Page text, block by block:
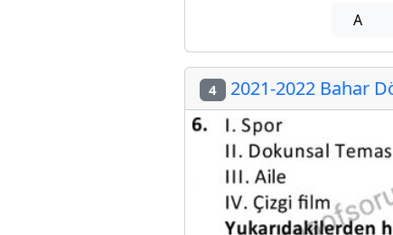
A
4 2021-2022 Bahar